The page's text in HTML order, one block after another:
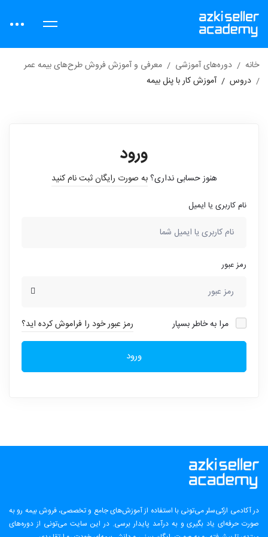
خانه دوره‌های آموزشی
معرفی و آموزش فروش طرح‌های بیمه عمر
دروس
آموزش کار با پنل بیمه
ورود
هنوز حسابی نداری؟به صورت رایگان ثبت نام کنید
نام کاربری یا ایمیل
رمز عبور
مرا به خاطر بسپار رمز عبور خود را فراموش کرده اید؟
ورود
در آکادمی ازکی‌سلر می‌تونی با استفاده از آموزش‌های جامع و تخصصی، فروش بیمه رو به
صورت حرفه‌ای یاد بگیری و به درآمد پایدار برسی. در این سایت می‌تونی از دوره‌های